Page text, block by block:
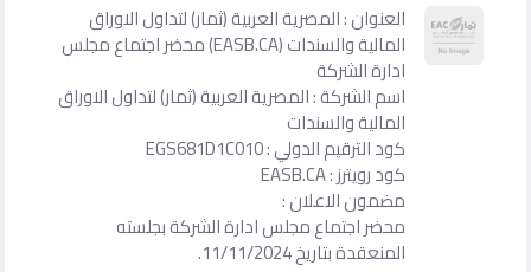
العنوان : المصرية العربية (ثمار) لتداول الاوراق
المالية والسندات (EASB.CA) محضر اجتماع مجلس
ادارة الشركة
اسم الشركة : المصرية العربية (ثمار) لتداول الاوراق
المالية والسندات
كود الترقيم الدولي : EGS681D1C010
كود رويترز : EASB.CA
مضمون الاعلان :
محضر اجتماع مجلس ادارة الشركة بجلسته
المنعقدة بتاريخ 11/11/2024.